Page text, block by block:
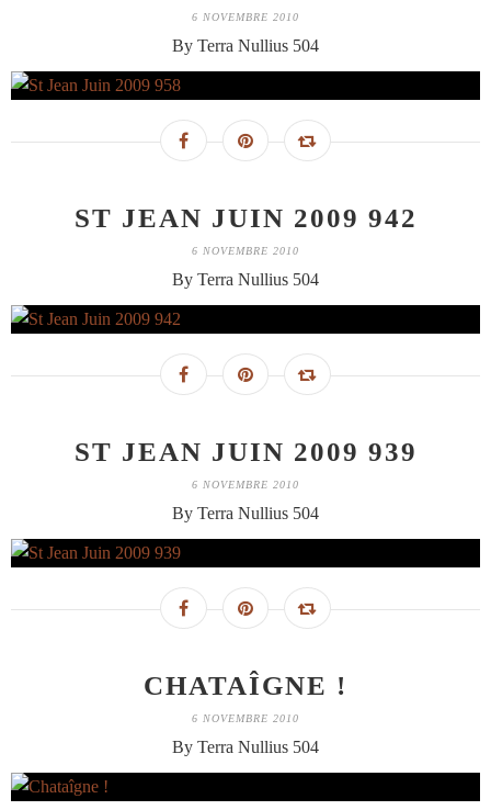
6 NOVEMBRE 2010
By Terra Nullius 504
ST JEAN JUIN 2009 942
6 NOVEMBRE 2010
By Terra Nullius 504
ST JEAN JUIN 2009 939
6 NOVEMBRE 2010
By Terra Nullius 504
CHATAÎGNE !
6 NOVEMBRE 2010
By Terra Nullius 504